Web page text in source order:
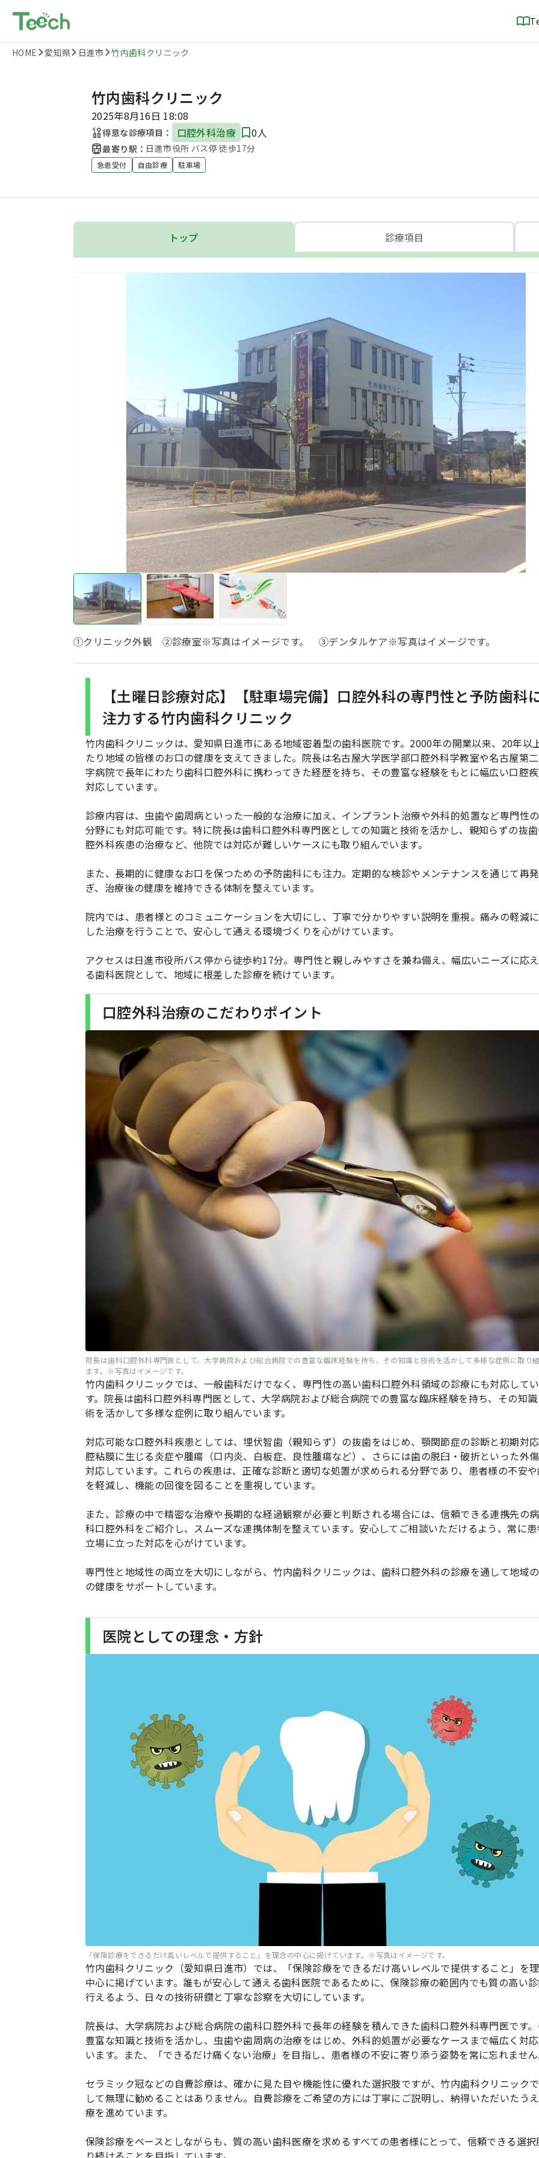
HOME 愛知県 日進市 竹内歯科クリニック
竹内歯科クリニック
2025年8月16日 18:08
得意な診療項目： 口腔外科治療 0人
最寄り駅： 日進市役所 バス停 徒歩17分
急患受付 自由診療 駐車場
トップ 診療項目
①クリニック外観 ②診療室※写真はイメージです。 ③デンタルケア※写真はイメージです。
【土曜日診療対応】【駐車場完備】口腔外科の専門性と予防歯科
注力する竹内歯科クリニック
竹内歯科クリニックは、愛知県日進市にある地域密着型の歯科医院です。2000年の開業以来、20年以
たり地域の皆様のお口の健康を支えてきました。院長は名古屋大学医学部口腔外科学教室や名古屋第
字病院で長年にわたり歯科口腔外科に携わってきた経歴を持ち、その豊富な経験をもとに幅広い口腔
対応しています。
診療内容は、虫歯や歯周病といった一般的な治療に加え、インプラント治療や外科的処置など専門性
分野にも対応可能です。特に院長は歯科口腔外科専門医としての知識と技術を活かし、親知らずの抜
腔外科疾患の治療など、他院では対応が難しいケースにも取り組んでいます。
また、長期的に健康なお口を保つための予防歯科にも注力。定期的な検診やメンテナンスを通じて再
ぎ、治療後の健康を維持できる体制を整えています。
院内では、患者様とのコミュニケーションを大切にし、丁寧で分かりやすい説明を重視。痛みの軽減
した治療を行うことで、安心して通える環境づくりを心がけています。
アクセスは日進市役所バス停から徒歩約17分。専門性と親しみやすさを兼ね備え、幅広いニーズに応
る歯科医院として、地域に根差した診療を続けています。
口腔外科治療のこだわりポイント
院長は歯科口腔外科専門医として、大学病院および総合病院での豊富な臨床経験を持ち、その知識と技術を活かして多様な症例に取り
ます。※写真はイメージです。
竹内歯科クリニックでは、一般歯科だけでなく、専門性の高い歯科口腔外科領域の診療にも対応して
す。院長は歯科口腔外科専門医として、大学病院および総合病院での豊富な臨床経験を持ち、その知
術を活かして多様な症例に取り組んでいます。
対応可能な口腔外科疾患としては、埋伏智歯（親知らず）の抜歯をはじめ、顎関節症の診断と初期対
腔粘膜に生じる炎症や腫瘍（口内炎、白板症、良性腫瘍など）、さらには歯の脱臼・破折といった外
対応しています。これらの疾患は、正確な診断と適切な処置が求められる分野であり、患者様の不安
を軽減し、機能の回復を図ることを重視しています。
また、診療の中で精密な治療や長期的な経過観察が必要と判断される場合には、信頼できる連携先の
科口腔外科をご紹介し、スムーズな連携体制を整えています。安心してご相談いただけるよう、常に
立場に立った対応を心がけています。
専門性と地域性の両立を大切にしながら、竹内歯科クリニックは、歯科口腔外科の診療を通して地域
の健康をサポートしています。
医院としての理念・方針
「保険診療をできるだけ高いレベルで提供すること」を理念の中心に掲げています。※写真はイメージです。
竹内歯科クリニック（愛知県日進市）では、「保険診療をできるだけ高いレベルで提供すること」を
中心に掲げています。誰もが安心して通える歯科医院であるために、保険診療の範囲内でも質の高い
行えるよう、日々の技術研鑽と丁寧な診察を大切にしています。
院長は、大学病院および総合病院の歯科口腔外科で長年の経験を積んできた歯科口腔外科専門医です
豊富な知識と技術を活かし、虫歯や歯周病の治療をはじめ、外科的処置が必要なケースまで幅広く対
います。また、「できるだけ痛くない治療」を目指し、患者様の不安に寄り添う姿勢を常に忘れません
セラミック冠などの自費診療は、確かに見た目や機能性に優れた選択肢ですが、竹内歯科クリニック
して無理に勧めることはありません。自費診療をご希望の方には丁寧にご説明し、納得いただいたう
療を進めています。
保険診療をベースとしながらも、質の高い歯科医療を求めるすべての患者様にとって、信頼できる選択